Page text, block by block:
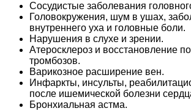
Сосудистые заболевания
Головокружения, шум в ушах,
внутреннего уха и головные боли.
Нарушения в слухе и зрении.
Атеросклероз и восстановление
тромбозов.
Варикозное расширение вен.
Инфаркты, инсульты,
после ишемической болезни
Бронхиальная астма.